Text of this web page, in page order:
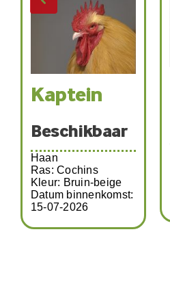
Kaptein
Beschikbaar
Haan
Ras: Cochins
Kleur: Bruin-beige
Datum binnenkomst:
15-07-2026